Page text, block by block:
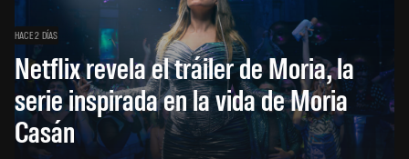
HACE 2 DÍAS
Netflix revela el tráiler de Moria, la
serie inspirada en la vida de Moria
Casán